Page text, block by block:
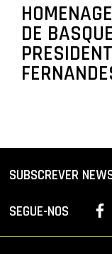
DE
SUBSCREVER
SEGUE-NOS